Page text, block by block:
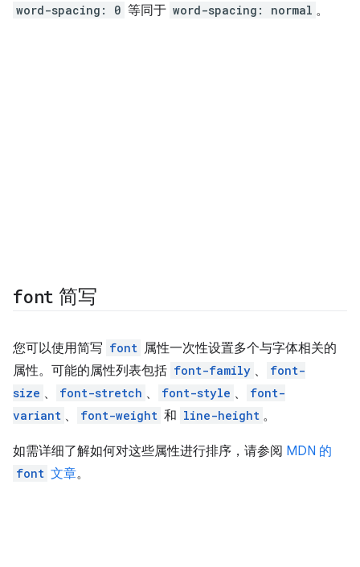
word-spacing: 0 等同于 word-spacing: normal 。
font 简写
您可以使用简写 font 属性一次性设置多个与字体相关的
属性。可能的属性列表包括 font-family 、
font-
size 、 font-stretch 、 font-style 、
font-
variant 、 font-weight 和 line-height 。
如需详细了解如何对这些属性进行排序，请参阅 MDN 的
font 文章。